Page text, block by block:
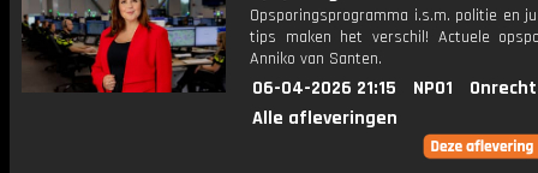
Opsporingsprogramma i.s.m. politie en
tips maken het verschil! Actuele
Anniko van Santen.
06-04-2026 21:15 NPO1
Alle afleveringen